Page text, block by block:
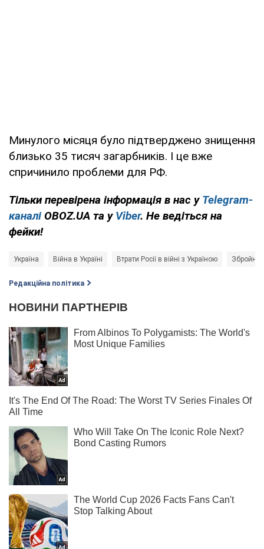
Минулого місяця було підтверджено знищення
близько 35 тисяч загарбників. І це вже
спричинило проблеми для РФ.
Тільки перевірена інформація в нас у Telegram-
каналі OBOZ.UA та у Viber. Не ведіться на
фейки!
Україна Війна в Україні Втрати Росії в війні з Україною Збройні
Редакційна політика